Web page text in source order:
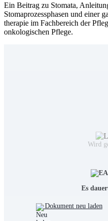
Ein Beitrag zu Stomata,
Stomaprozessphasen und einer
therapie im Fachbereich der
onkologischen Pflege.
Wird
Es
Dokument neu laden